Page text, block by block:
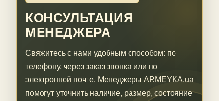
КОНСУЛЬТАЦИЯ
МЕНЕДЖЕРА
Свяжитесь с нами удобным способом: по
телефону, через заказ звонка или по
электронной почте. Менеджеры ARMEYKA.ua
помогут уточнить наличие, размер, состояние